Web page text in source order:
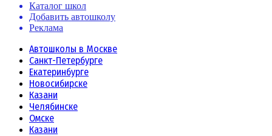
Каталог школ
Добавить автошколу
Реклама
Автошколы в Москве
Санкт-Петербурге
Екатеринбурге
Новосибирске
Казани
Челябинске
Омске
Казани